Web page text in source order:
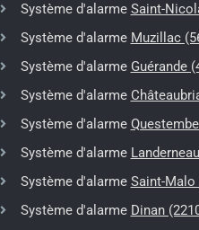
Système d'alarme Saint-
Système d'alarme Muzillac
Système d'alarme Guérande
Système d'alarme
Système d'alarme
Système d'alarme
Système d'alarme Saint-Malo
Système d'alarme Dinan